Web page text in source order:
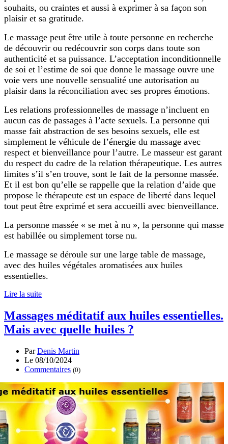
souhaits, ou craintes et aussi à exprimer à sa façon son
plaisir et sa gratitude.
Le massage peut être utile à toute personne en recherche
de découvrir ou redécouvrir son corps dans toute son
authenticité et sa puissance. L’acceptation inconditionnelle
de soi et l’estime de soi que donne le massage ouvre une
voie vers une nouvelle sensualité une autorisation au
plaisir dans la réconciliation avec ses propres émotions.
Les relations professionnelles de massage n’incluent en
aucun cas de passages à l’acte sexuels. La personne qui
masse fait abstraction de ses besoins sexuels, elle est
simplement le véhicule de l’énergie du massage avec
respect et bienveillance pour l’autre. Le masseur est garant
du respect du cadre de la relation thérapeutique. Les autres
limites s’il s’en trouve, sont le fait de la personne massée.
Et il est bon qu’elle se rappelle que la relation d’aide que
propose le thérapeute est un espace de liberté dans lequel
tout peut être exprimé et sera accueilli avec bienveillance.
La personne massée « se met à nu », la personne qui masse
est habillée ou simplement torse nu.
Le massage se déroule sur une large table de massage,
avec des huiles végétales aromatisées aux huiles
essentielles.
Lire la suite
Massages méditatif aux huiles essentielles.
Mais avec quelle huiles ?
ParDenis Martin
Le 08/10/2024
Commentaires (0)